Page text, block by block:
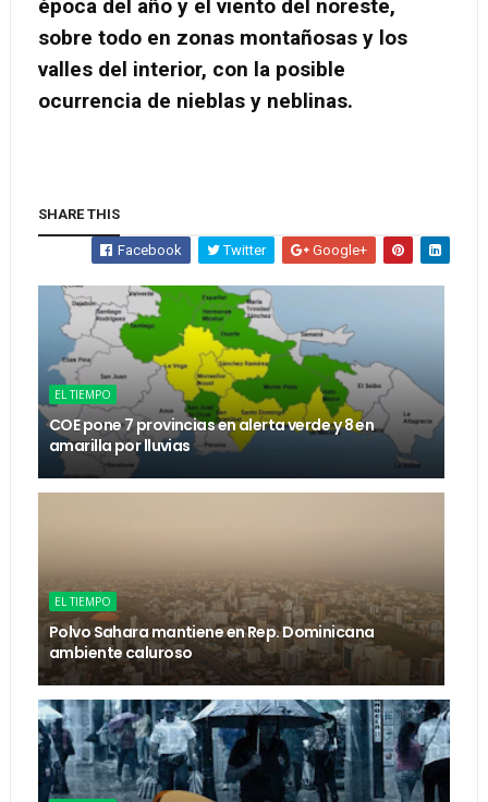
época del año y el viento del noreste,
sobre todo en zonas montañosas y los
valles del interior, con la posible
ocurrencia de nieblas y neblinas.
SHARE THIS
Facebook Twitter Google+
EL TIEMPO
COE pone 7 provincias en alerta verde y 8 en
amarilla por lluvias
EL TIEMPO
Polvo Sahara mantiene en Rep. Dominicana
ambiente caluroso